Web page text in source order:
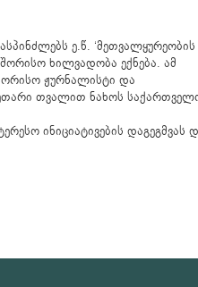
ე.წ. ‘მეთვალყურეობის
ხილვადობა ექნება. ამ
ჟურნალისტი და
თვალით ნახოს
ინიციატივების დაგეგმვას